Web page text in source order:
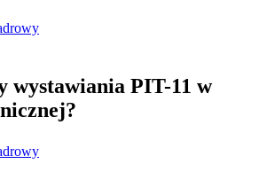
wystawiania PIT-11 w